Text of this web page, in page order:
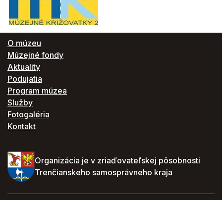
O múzeu
Múzejné fondy
Aktuality
Podujatia
Program múzea
Služby
Fotogaléria
Kontakt
Organizácia je v zriaďovateľskej pôsobnosti
Trenčianskeho samosprávneho kraja